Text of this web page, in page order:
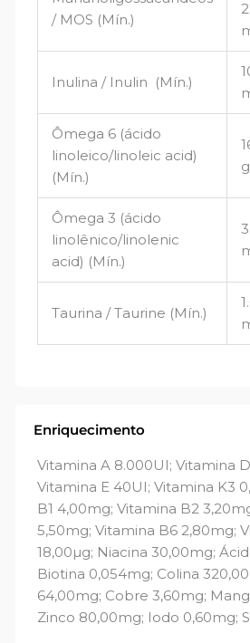
/ MOS (Mín.)
Inulina / Inulin (Mín.)
Ômega 6 (ácido
linoleico/linoleic acid)
(Mín.)
Ômega 3 (ácido
linolênico/linolenic
acid) (Mín.)
Taurina / Taurine (Mín.)
Enriquecimento
Vitamina A 8.000UI; Vitamina
Vitamina E 40UI; Vitamina K3
B1 4,00mg; Vitamina B2
5,50mg; Vitamina B6 2,80mg;
18,00µg; Niacina 30,00mg;
Biotina 0,054mg; Colina
64,00mg; Cobre 3,60mg;
Zinco 80,00mg; Iodo 0,60mg;